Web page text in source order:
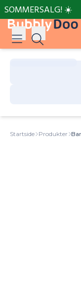
SOMMERSALG! ☀️
Startside Produkter